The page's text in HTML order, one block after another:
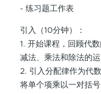
- 练习题工作表
引入（10分钟）：
1. 开始课程，回顾代
减法、乘法和除法的运
2. 引入分配律作为代
将单个项乘以一对括